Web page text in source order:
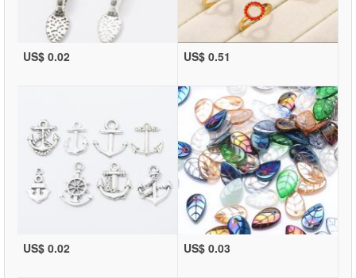
US$ 0.02 US$ 0.51
US$ 0.02 US$ 0.03